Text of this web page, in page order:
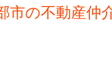
市の不動産仲